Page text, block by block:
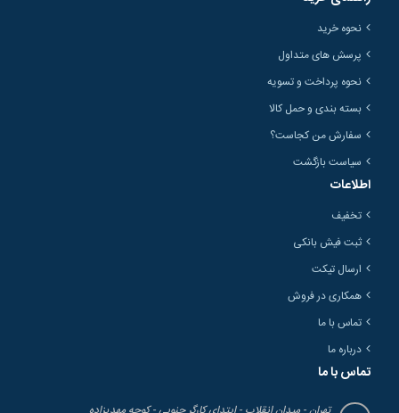
نحوه خرید
پرسش های متداول
نحوه پرداخت و تسویه
بسته بندی و حمل کالا
سفارش من کجاست؟
سیاست بازگشت
اطلاعات
تخفیف
ثبت فیش بانکی
ارسال تیکت
همکاری در فروش
تماس با ما
درباره ما
تماس با ما